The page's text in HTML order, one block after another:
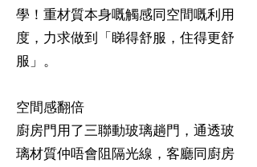
學！重材質本身嘅觸感同空間嘅利用
度，力求做到「睇得舒服，住得更舒
服」。
空間感翻倍
廚房門用了三聯動玻璃趟門，通透玻
璃材質仲唔會阻隔光線，客廳同廚房